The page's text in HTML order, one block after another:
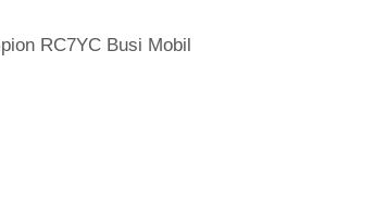
RC7YC Busi Mobil